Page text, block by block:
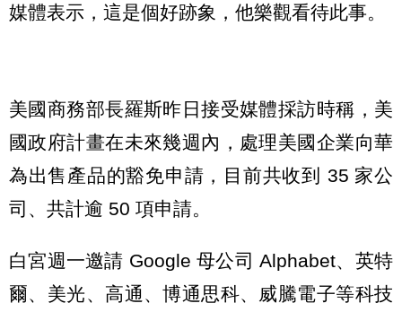
媒體表示，這是個好跡象，他樂觀看待此事。
美國商務部長羅斯昨日接受媒體採訪時稱，美
國政府計畫在未來幾週內，處理美國企業向華
為出售產品的豁免申請，目前共收到 35 家公
司、共計逾 50 項申請。
白宮週一邀請 Google 母公司 Alphabet、英特
爾、美光、高通、博通思科、威騰電子等科技